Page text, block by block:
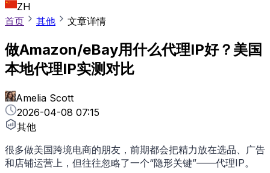
ZH
首页
其他 文章详情
做Amazon/eBay用什么代理IP好？美国
本地代理IP实测对比
Amelia Scott
2026-04-08 07:15
其他
很多做美国跨境电商的朋友，前期都会把精力放在选品、广告
和店铺运营上，但往往忽略了一个“隐形关键”——代理IP。